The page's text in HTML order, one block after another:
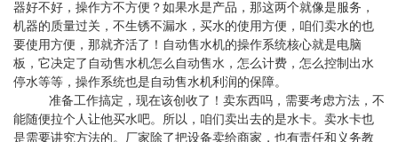
器好不好，操作方不方便？如果水是产品，那这两个就像是服务，
机器的质量过关，不生锈不漏水，买水的使用方便，咱们卖水的也
要使用方便，那就齐活了！自动售水机的操作系统核心就是电脑
板，它决定了自动售水机怎么自动售水，怎么计费，怎么控制出水
停水等等，操作系统也是自动售水机利润的保障。
准备工作搞定，现在该创收了！卖东西吗，需要考虑方法，不
能随便拉个人让他买水吧。所以，咱们卖出去的是水卡。卖水卡也
是需要讲究方法的。厂家除了把设备卖给商家，也有责任和义务教